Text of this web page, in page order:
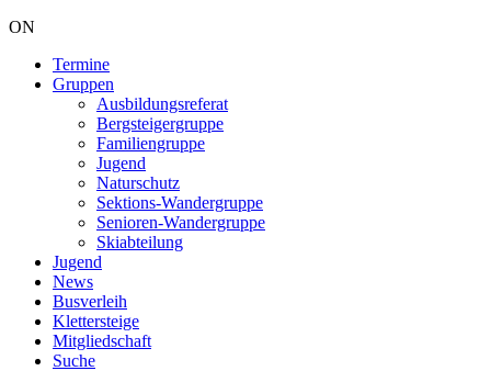
ON
Hauptnavigation
Termine
Gruppen
Ausbildungsreferat
Bergsteigergruppe
Familiengruppe
Jugend
Naturschutz
Sektions-Wandergruppe
Senioren-Wandergruppe
Skiabteilung
Jugend
News
Busverleih
Klettersteige
Mitgliedschaft
Suche